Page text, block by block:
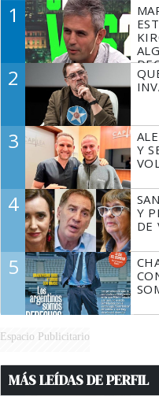
1
2
3
Y
4
Y
DE
5
Espacio Publicitario
MÁS LEÍDAS DE PERFIL